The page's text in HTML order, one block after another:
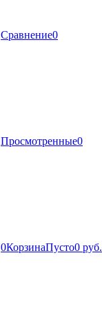
Сравнение0
Просмотренные0
0КорзинаПусто0 руб.